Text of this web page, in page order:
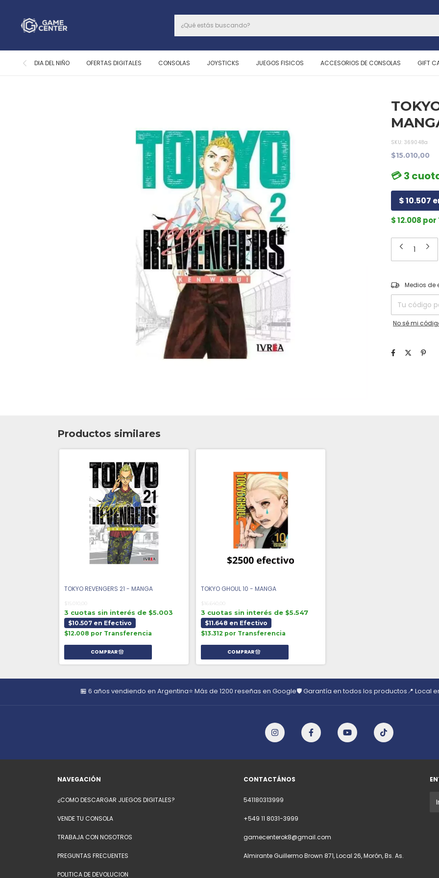
DIA DEL NIÑO OFERTAS DIGITALES CONSOLAS JOYSTICKS JUEGOS FISICOS ACCESORIOS DE CONSOLAS GIFT
SKU: 369048a
$15.010,00
💳 3
$ 10.507
$ 12.008
Entregas para
Medios de
No sé mi
Productos similares
TOKYO REVENGERS 21 - MANGA
$15.010,00
3 cuotas sin interés de $5.003
$10.507 en Efectivo
$12.008 por Transferencia
TOKYO GHOUL 10 - MANGA
$16.640,00
3 cuotas sin interés de $5.547
$11.648 en Efectivo
$13.312 por Transferencia
🏪 6 años vendiendo en Argentina⭐ Más de 1200 reseñas en Google🛡️ Garantía en todos los productos📍 Local
NAVEGACIÓN
¿COMO DESCARGAR JUEGOS DIGITALES?
VENDE TU CONSOLA
TRABAJA CON NOSOTROS
PREGUNTAS FRECUENTES
POLITICA DE DEVOLUCION
CONTACTÁNOS
541180313999
+549 11 8031-3999
gamecenterok8@gmail.com
Almirante Guillermo Brown 871, Local 26, Morón, Bs. As.